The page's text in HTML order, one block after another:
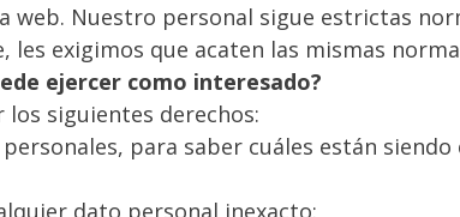
web. Nuestro personal sigue estrictas
les exigimos que acaten las mismas
ejercer como interesado?
siguientes derechos:
personales, para saber cuáles están
dato personal inexacto;